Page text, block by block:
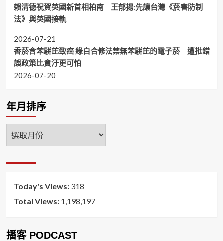
賴清德祝賀英國新首相柏南 王郁揚:先讓台灣《菸害防制
法》與英國接軌
2026-07-21
香菸含苯駢芘致癌 綠白合修法禁無苯駢芘的電子菸 遭批錯
誤政策比貪汙更可怕
2026-07-20
年月排序
年
月
序
Today's Views: 318
Total Views: 1,198,197
播客 PODCAST